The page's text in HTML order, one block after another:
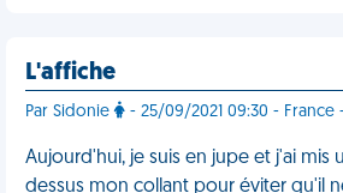
L'affiche
Par Sidonie - 25/09/2021 09:30 - France
Aujourd'hui, je suis en jupe et j'ai mis
dessus mon collant pour éviter qu'il